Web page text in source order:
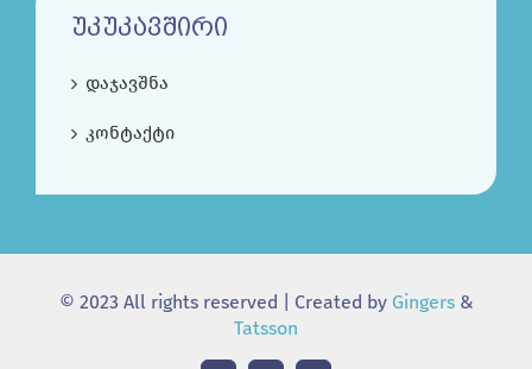
ᲣᲙᲣᲙᲐᲕᲨᲘᲠᲘ
დაჯავშნა
კონტაქტი
© 2023 All rights reserved | Created by Gingers &
Tatsson